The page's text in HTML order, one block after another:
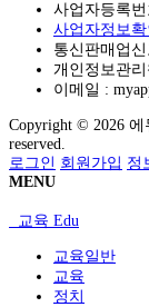
사업자등록번
사업자정보확
통신판매업
개인정보관
이메일 :
Copyright © 2026
reserved.
로그인 회원가입 정
MENU
교육 Edu
교육일반
교육
정치